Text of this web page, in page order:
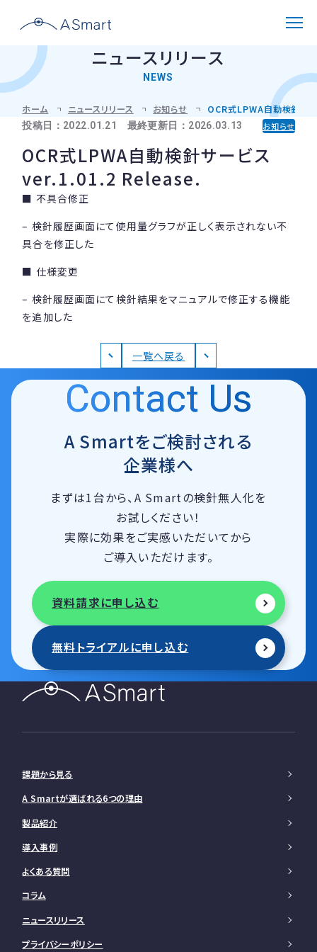
解決できる課題
選ばれる理由
製品紹介
対応メーターと設置環境
導入フロー
導入事例
よくある質問
資料請求 無料トライアル
ニュースリリース
NEWS
ホーム ニュースリリース お知らせ OCR式LPWA自動検針
投稿日：2022.01.21 最終更新日：2026.03.13 お知らせ
OCR式LPWA自動検針サービス
ver.1.01.2 Release.
■ 不具合修正
– 検針履歴画面にて使用量グラフが正しく表示されない不
具合を修正した
■ 仕様変更
– 検針履歴画面にて検針結果をマニュアルで修正する機能
を追加した
一覧へ戻る
Contact Us
A Smartをご検討される
企業様へ
まずは1台から、A Smartの検針無人化を
お試しください！
実際に効果をご実感いただいてから
ご導入いただけます。
資料請求に申し込む
無料トライアルに申し込む
課題から見る
A Smartが選ばれる6つの理由
製品紹介
導入事例
よくある質問
コラム
ニュースリリース
プライバシーポリシー